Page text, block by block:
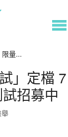
量...
」定檔 7
招募中